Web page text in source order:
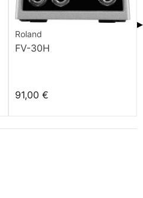
Roland
FV-30H
91,00 €
▶